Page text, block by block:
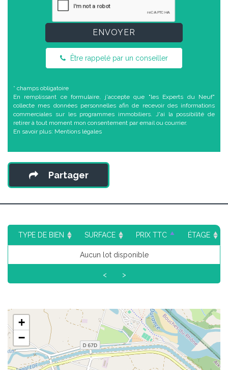
ENVOYER
Être rappelé par un conseiller
* champs obligatoire
En remplissant ce formulaire, j'accepte que "les Experts du Neuf"
collecte mes données personnelles afin de recevoir des informations
commerciales sur les programmes immobiliers. J'ai la possibilité de
retirer à tout moment mon consentement par email ou courrier.
En savoir plus: Mentions légales
Partager
TYPE DE BIEN SURFACE PRIX TTC ÉTAGE
Aucun lot disponible
< >
+
−